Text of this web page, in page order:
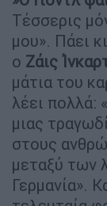
Τέσσερις
μου». Πάει
ο Ζάις
μάτια του
λέει πολλά:
μιας
στους
μεταξύ των
Γερμανία».